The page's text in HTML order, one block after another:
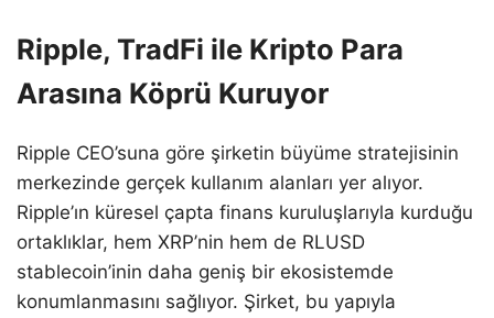
Ripple, TradFi ile Kripto Para
Arasına Köprü Kuruyor
Ripple CEO’suna göre şirketin büyüme stratejisinin
merkezinde gerçek kullanım alanları yer alıyor.
Ripple’ın küresel çapta finans kuruluşlarıyla kurduğu
ortaklıklar, hem XRP’nin hem de RLUSD
stablecoin’inin daha geniş bir ekosistemde
konumlanmasını sağlıyor. Şirket, bu yapıyla